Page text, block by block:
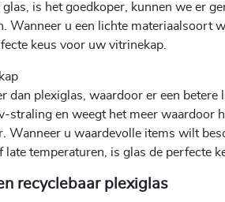
is het goedkoper, kunnen we er
Wanneer u een lichte materiaalsoort
keus voor uw vitrinekap.
dan plexiglas, waardoor er een
straling en weegt het meer waardoor
Wanneer u waardevolle items wilt
late temperaturen, is glas de perfecte
recyclebaar plexiglas